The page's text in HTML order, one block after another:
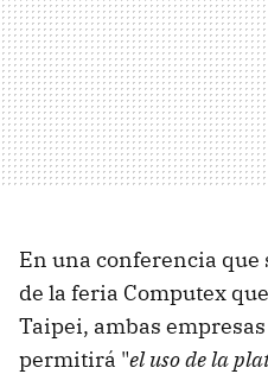
En una conferencia que
de la feria Computex
Taipei, ambas empresas
permitirá "el uso de la